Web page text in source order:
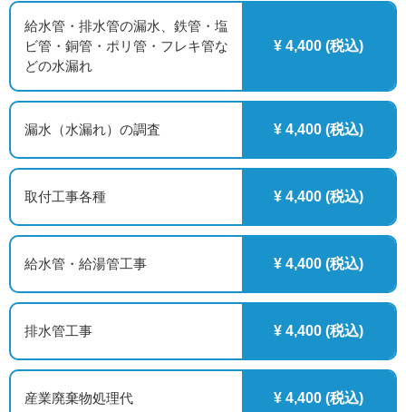
給水管・排水管の漏水、鉄管・塩
ビ管・銅管・ポリ管・フレキ管な
どの水漏れ
¥ 4,400 (税込)
漏水（水漏れ）の調査 ¥ 4,400 (税込)
取付工事各種 ¥ 4,400 (税込)
給水管・給湯管工事 ¥ 4,400 (税込)
排水管工事 ¥ 4,400 (税込)
産業廃棄物処理代 ¥ 4,400 (税込)